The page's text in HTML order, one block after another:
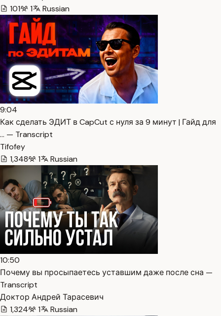
101
1 Russian
9:04
Как сделать ЭДИТ в CapCut с нуля за 9 минут | Гайд для
… — Transcript
Tifofey
1,348
1 Russian
10:50
Почему вы просыпаетесь уставшим даже после сна —
Transcript
Доктор Андрей Тарасевич
1,324
1 Russian